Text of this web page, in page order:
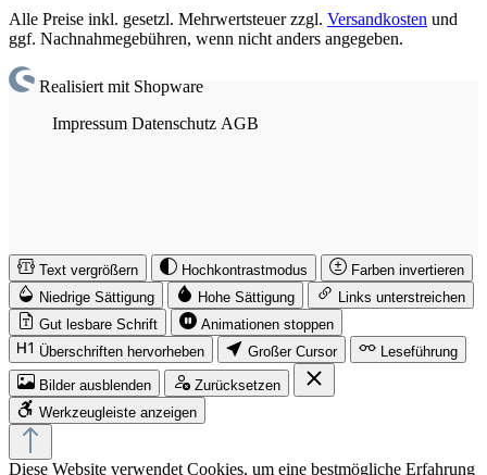
Alle Preise inkl. gesetzl. Mehrwertsteuer zzgl. Versandkosten und
ggf. Nachnahmegebühren, wenn nicht anders angegeben.
Realisiert mit Shopware
Impressum Datenschutz AGB
Text vergrößern Hochkontrastmodus
Farben invertieren
Niedrige Sättigung
Hohe Sättigung
Links unterstreichen
Gut lesbare Schrift
Animationen stoppen
Überschriften hervorheben
Großer Cursor Leseführung
Bilder ausblenden
Zurücksetzen
Werkzeugleiste anzeigen
Diese Website verwendet Cookies, um eine bestmögliche Erfahrung